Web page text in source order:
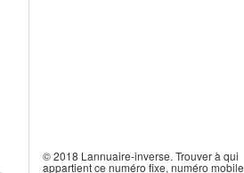
© 2018 Lannuaire-inverse. Trouver à qui
appartient ce numéro fixe, numéro mobile